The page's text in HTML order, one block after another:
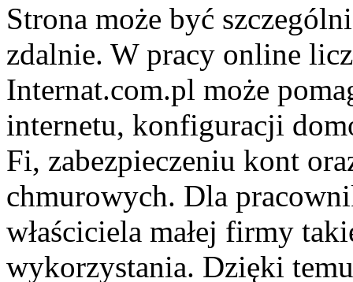
Strona może być
zdalnie. W pracy online
Internat.com.pl może
internetu, konfiguracji
Fi, zabezpieczeniu kont
chmurowych. Dla
właściciela małej firmy
wykorzystania. Dzięki